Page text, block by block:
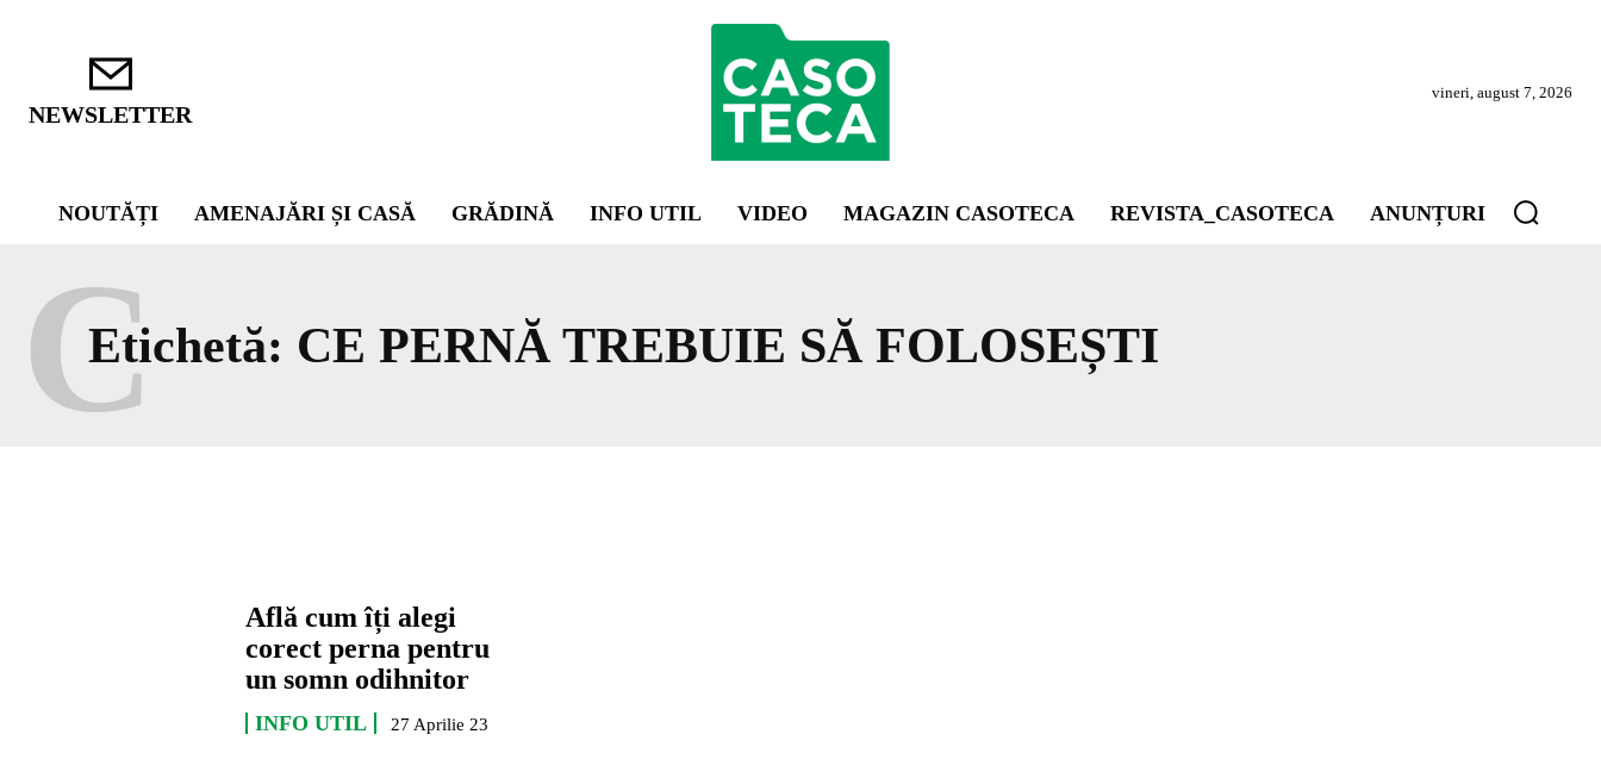
NEWSLETTER
vineri, august 7, 2026
NOUTĂȚI AMENAJĂRI ȘI CASĂ GRĂDINĂ INFO UTIL VIDEO MAGAZIN CASOTECA REVISTA_CASOTECA ANUNȚURI
Etichetă: CE PERNĂ TREBUIE SĂ FOLOSEȘTI
C
Află cum îți alegi
corect perna pentru
un somn odihnitor
INFO UTIL 27 Aprilie 23